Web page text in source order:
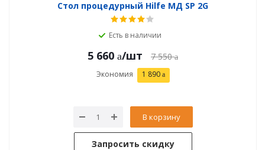
Стол процедурный Hilfe МД SP 2G
Есть в наличии
5 660 /шт 7 550
Экономия 1 890
В корзину
Запросить скидку